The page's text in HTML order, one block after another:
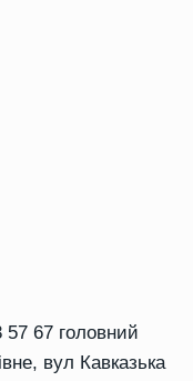
57 67 головний
вул Кавказька